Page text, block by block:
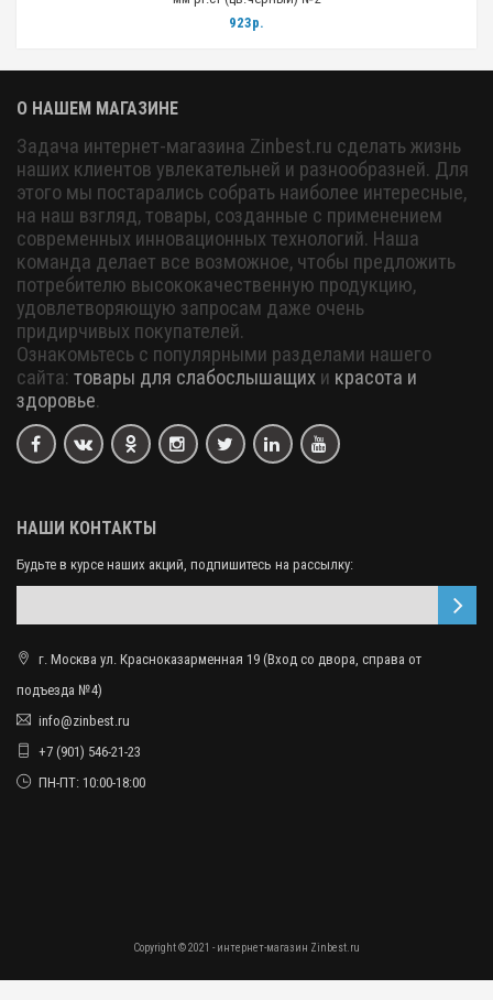
923р.
О НАШЕМ МАГАЗИНЕ
Задача интернет-магазина Zinbest.ru сделать жизнь
наших клиентов увлекательней и разнообразней. Для
этого мы постарались собрать наиболее интересные,
на наш взгляд, товары, созданные с применением
современных инновационных технологий. Наша
команда делает все возможное, чтобы предложить
потребителю высококачественную продукцию,
удовлетворяющую запросам даже очень
придирчивых покупателей.
Ознакомьтесь с популярными разделами нашего
сайта: товары для слабослышащих и красота и
здоровье.
НАШИ КОНТАКТЫ
Будьте в курсе наших акций, подпишитесь на рассылку:
г. Москва ул. Красноказарменная 19 (Вход со двора, справа от
подъезда №4)
info@zinbest.ru
+7 (901) 546-21-23
ПН-ПТ: 10:00-18:00
Copyright © 2021 - интернет-магазин Zinbest.ru